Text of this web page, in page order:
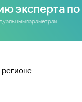
эксперта
параметрам
регионе